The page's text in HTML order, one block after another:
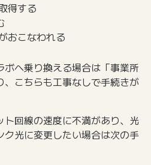
得する
おこなわれる
へ乗り換える場合は「事業所
こちらも工事なしで手続きが
回線の速度に不満があり、光
ク光に変更したい場合は次の手